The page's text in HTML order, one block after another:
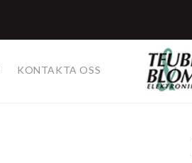
KONTAKTA OSS